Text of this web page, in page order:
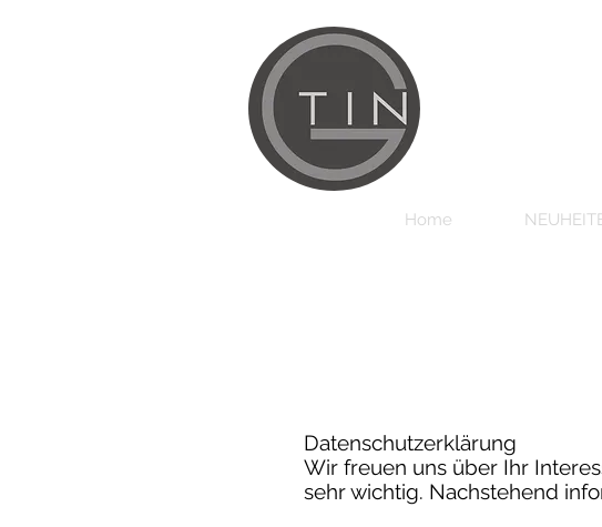
Home
Datenschutzerklärung
Wir freuen uns über Ihr
sehr wichtig. Nachstehend